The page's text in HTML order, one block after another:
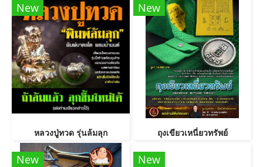
New
หลวงปู่ทวด รุ่นล้มลุก
New
ถุงเขียวเหนี่ยวทรัพย์
New New